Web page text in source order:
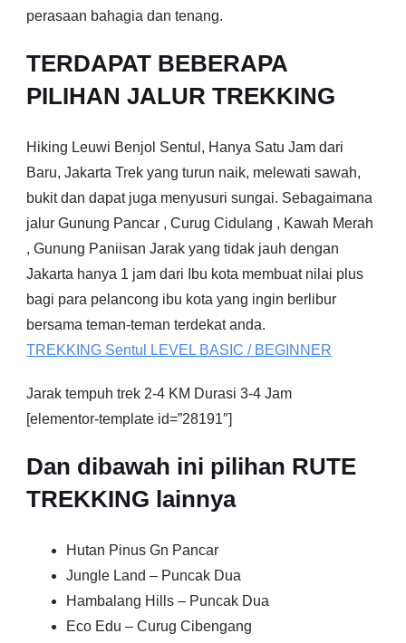
perasaan bahagia dan tenang.
TERDAPAT BEBERAPA
PILIHAN JALUR TREKKING
Hiking Leuwi Benjol Sentul, Hanya Satu Jam dari
Baru, Jakarta Trek yang turun naik, melewati sawah,
bukit dan dapat juga menyusuri sungai. Sebagaimana
jalur Gunung Pancar , Curug Cidulang , Kawah Merah
, Gunung Paniisan Jarak yang tidak jauh dengan
Jakarta hanya 1 jam dari Ibu kota membuat nilai plus
bagi para pelancong ibu kota yang ingin berlibur
bersama teman-teman terdekat anda.
TREKKING Sentul LEVEL BASIC / BEGINNER
Jarak tempuh trek 2-4 KM Durasi 3-4 Jam
[elementor-template id=”28191″]
Dan dibawah ini pilihan RUTE
TREKKING lainnya
Hutan Pinus Gn Pancar
Jungle Land – Puncak Dua
Hambalang Hills – Puncak Dua
Eco Edu – Curug Cibengang